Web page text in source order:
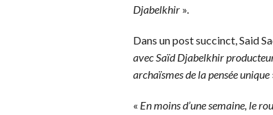
Djabelkhir ».
Dans un post succinct, Said
avec Saïd Djabelkhir
archaïsmes de la pensée unique
« En moins d’une semaine, le